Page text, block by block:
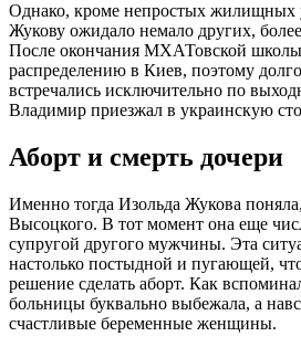
Однако, кроме непростых жилищных
Жукову ожидало немало других,
После окончания МХАТовской
распределению в Киев, поэтому
встречались исключительно по
Владимир приезжал в украинскую
Аборт и смерть дочери
Именно тогда Изольда Жукова
Высоцкого. В тот момент она еще
супругой другого мужчины. Эта
настолько постыдной и пугающей,
решение сделать аборт. Как
больницы буквально выбежала, а
счастливые беременные женщины.